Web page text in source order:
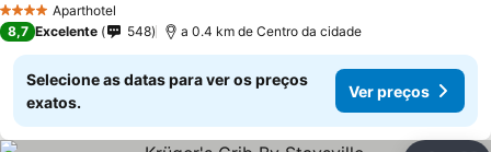
4 EstrelasAparthotel
8,7 Excelente 548 a 0.4 km de Centro da cidade
Selecione as datas para ver os preços
exatos.
Ver preços